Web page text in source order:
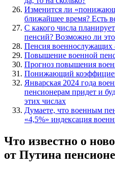
Изменится ли
ближайшее время? Есть
С какого числа
пенсий? Возможно ли это
Пенсия военнослужащих
Повышение военной
Прогноз повышения
Понижающий
Январская 2024 года
пенсионерам придет и
этих числах
Думаете, что военным
«4,5%» индексация
Что известно о
от Путина